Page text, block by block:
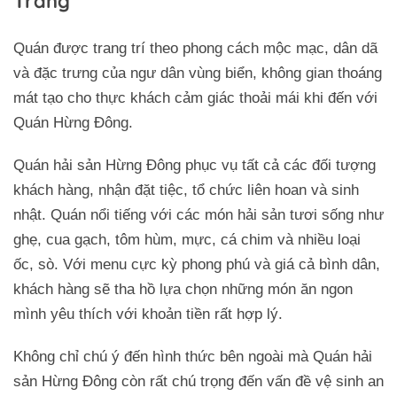
Quán được trang trí theo phong cách mộc mạc, dân dã
và đặc trưng của ngư dân vùng biển, không gian thoáng
mát tạo cho thực khách cảm giác thoải mái khi đến với
Quán Hừng Đông.
Quán hải sản Hừng Đông phục vụ tất cả các đối tượng
khách hàng, nhận đặt tiệc, tổ chức liên hoan và sinh
nhật. Quán nổi tiếng với các món hải sản tươi sống như
ghẹ, cua gạch, tôm hùm, mực, cá chim và nhiều loại
ốc, sò. Với menu cực kỳ phong phú và giá cả bình dân,
khách hàng sẽ tha hồ lựa chọn những món ăn ngon
mình yêu thích với khoản tiền rất hợp lý.
Không chỉ chú ý đến hình thức bên ngoài mà Quán hải
sản Hừng Đông còn rất chú trọng đến vấn đề vệ sinh an